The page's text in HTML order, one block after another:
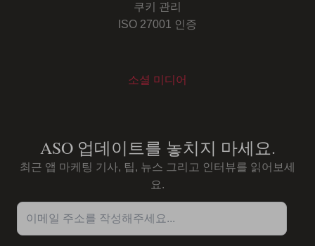
쿠키 관리
ISO 27001 인증
소셜 미디어
ASO 업데이트를 놓치지 마세요.
최근 앱 마케팅 기사, 팁, 뉴스 그리고 인터뷰를 읽어보세
요.
이메일 주소를 작성해주세요...